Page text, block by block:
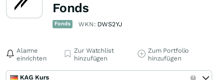
Fonds
Fonds WKN: DWS2YJ
Alarme
einrichten
Zur Watchlist
hinzufügen
Zum Portfolio
hinzufügen
KAG Kurs